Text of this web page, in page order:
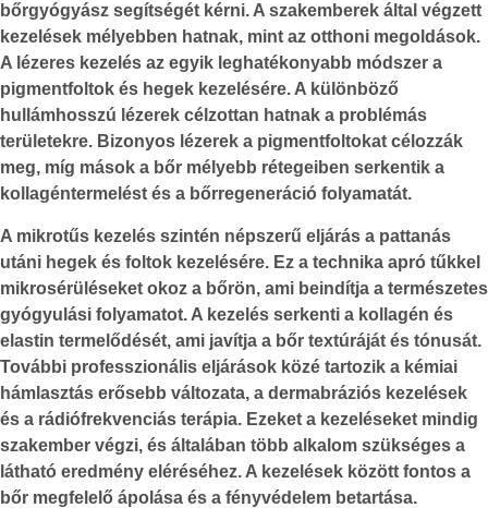
bőrgyógyász segítségét kérni. A szakemberek által végzett
kezelések mélyebben hatnak, mint az otthoni megoldások.
A lézeres kezelés az egyik leghatékonyabb módszer a
pigmentfoltok és hegek kezelésére. A különböző
hullámhosszú lézerek célzottan hatnak a problémás
területekre. Bizonyos lézerek a pigmentfoltokat célozzák
meg, míg mások a bőr mélyebb rétegeiben serkentik a
kollagéntermelést és a bőrregeneráció folyamatát.
A mikrotűs kezelés szintén népszerű eljárás a pattanás
utáni hegek és foltok kezelésére. Ez a technika apró tűkkel
mikrosérüléseket okoz a bőrön, ami beindítja a természetes
gyógyulási folyamatot. A kezelés serkenti a kollagén és
elastin termelődését, ami javítja a bőr textúráját és tónusát.
További professzionális eljárások közé tartozik a kémiai
hámlasztás erősebb változata, a dermabráziós kezelések
és a rádiófrekvenciás terápia. Ezeket a kezeléseket mindig
szakember végzi, és általában több alkalom szükséges a
látható eredmény eléréséhez. A kezelések között fontos a
bőr megfelelő ápolása és a fényvédelem betartása.